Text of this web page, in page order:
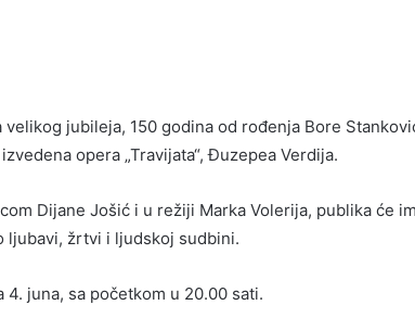
velikog jubileja, 150 godina od rođenja Bore
opera „Travijata“, Đuzepea Verdija.
Dijane Jošić i u režiji Marka Volerija, publika će
ljubavi, žrtvi i ljudskoj sudbini.
4. juna, sa početkom u 20.00 sati.